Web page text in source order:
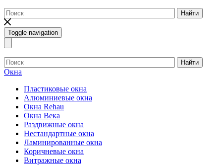
Найти
Toggle navigation
Найти
Окна
Пластиковые окна
Алюминиевые окна
Окна Rehau
Окна Века
Раздвижные окна
Нестандартные окна
Ламинированные окна
Коричневые окна
Витражные окна